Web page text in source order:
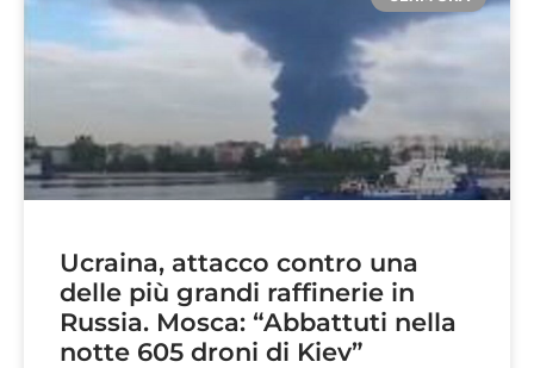
Ucraina, attacco contro una
delle più grandi raffinerie in
Russia. Mosca: “Abbattuti nella
notte 605 droni di Kiev”